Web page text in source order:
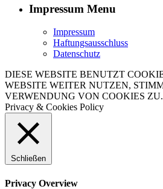
Impressum Menu
Impressum
Haftungsausschluss
Datenschutz
DIESE WEBSITE BENUTZT
WEBSITE WEITER NUTZEN,
VERWENDUNG VON COOKIES ZU.
Privacy & Cookies Policy
Schließen
Privacy Overview